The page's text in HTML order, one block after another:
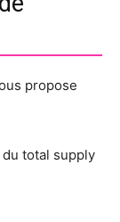
propose
du total supply